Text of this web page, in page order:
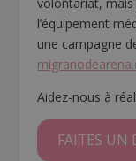
l’équipement
une campagne
Aidez-nous à
FAITES UN